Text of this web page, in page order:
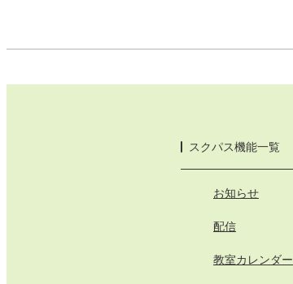
スクパス機能一覧
お知らせ
配信
教室カレンダー